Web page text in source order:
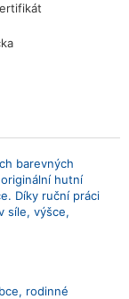
barevných
hutní
Díky ruční práci
síle, výšce,
rodinné